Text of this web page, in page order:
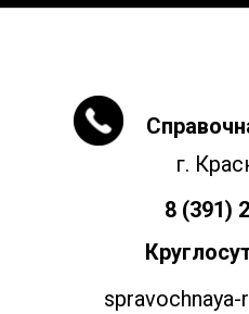
г.
8 (391)
spravochnaya-